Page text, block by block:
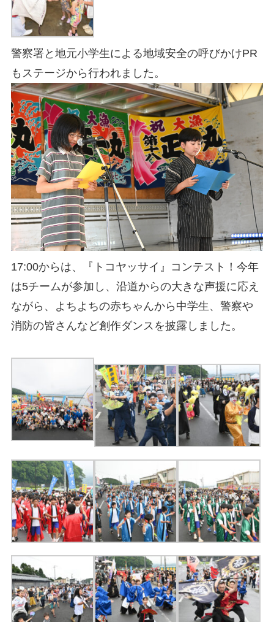
警察署と地元小学生による地域安全の呼びかけPR
もステージから行われました。
17:00からは、『トコヤッサイ』コンテスト！今年
は5チームが参加し、沿道からの大きな声援に応え
ながら、よちよちの赤ちゃんから中学生、警察や
消防の皆さんなど創作ダンスを披露しました。